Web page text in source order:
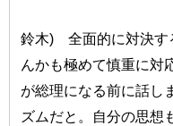
鈴木) 全面的に対決す
んかも極めて慎重に対
が総理になる前に話し
ズムだと。自分の思想